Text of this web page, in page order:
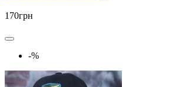
170грн
-%